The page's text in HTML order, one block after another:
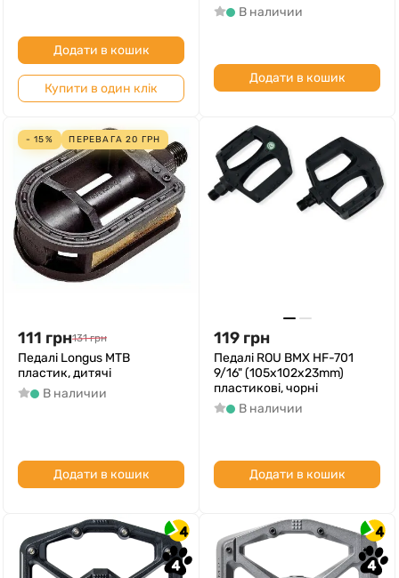
Додати в кошик
Купити в один клік
В наличии
Додати в кошик
- 15% ПЕРЕВАГА20 ГРН
111 грн131 грн
Педалі Longus MTB
пластик, дитячі
В наличии
Додати в кошик
119 грн
Педалі ROU BMX HF-701
9/16" (105x102x23mm)
пластикові, чорні
В наличии
Додати в кошик
4
4
4
4